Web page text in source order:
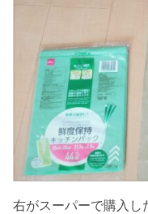
右がスーパーで購入し